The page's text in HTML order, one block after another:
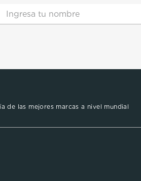
de las mejores marcas a nivel mundial